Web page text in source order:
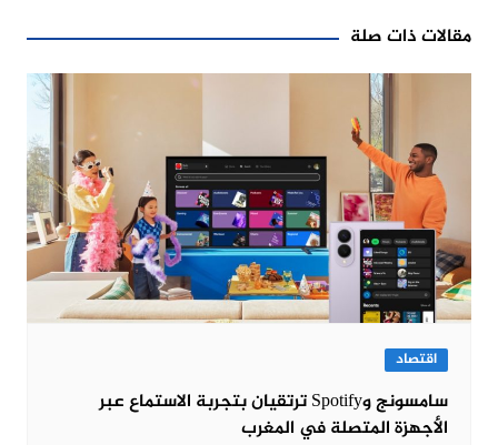
مقالات ذات صلة
اقتصاد
سامسونج وSpotify ترتقيان بتجربة الاستماع عبر
الأجهزة المتصلة في المغرب